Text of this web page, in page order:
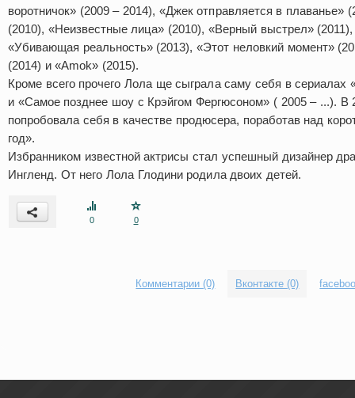
воротничок» (2009 – 2014), «Джек отправляется в плаванье»
(2010), «Неизвестные лица» (2010), «Верный выстрел»
«Убивающая реальность» (2013), «Этот неловкий момент»
(2014) и «Amok» (2015).
Кроме всего прочего Лола ще сыграла саму себя в сериалах
и «Самое позднее шоу с Крэйгом Фергюсоном» ( 2005 – ...). В
попробовала себя в качестве продюсера, поработав над
год».
Избранником известной актрисы стал успешный дизайнер
Ингленд. От него Лола Глодини родила двоих детей.
0 0
Комментарии (0) Вконтакте (0)